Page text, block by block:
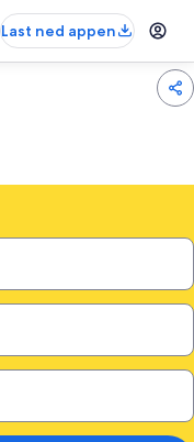
Last ned appen